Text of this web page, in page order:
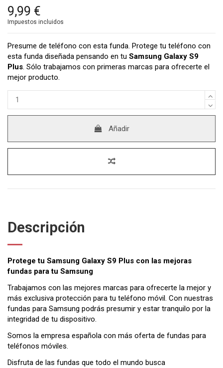
9,99 €
Impuestos incluidos
Presume de teléfono con esta funda. Protege tu teléfono con
esta funda diseñada pensando en tu Samsung Galaxy S9
Plus. Sólo trabajamos con primeras marcas para ofrecerte el
mejor producto.
Añadir
Descripción
Protege tu Samsung Galaxy S9 Plus con las mejoras
fundas para tu Samsung
Trabajamos con las mejores marcas para ofrecerte la mejor y
más exclusiva protección para tu teléfono móvil. Con nuestras
fundas para Samsung podrás presumir y estar tranquilo por la
integridad de tu dispositivo.
Somos la empresa española con más oferta de fundas para
teléfonos móviles.
Disfruta de las fundas que todo el mundo busca